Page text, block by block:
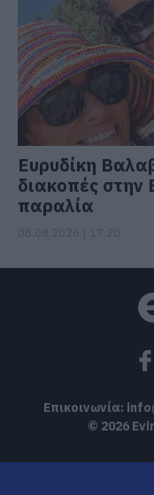
Ευρυδίκη
διακοπές στην
παραλία
Επικοινωνία:
© 2026